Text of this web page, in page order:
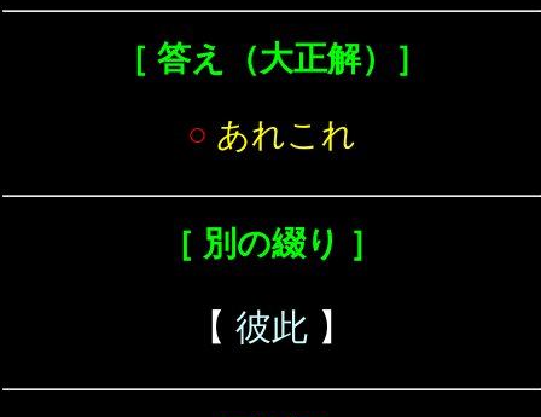
［ 答え（大正解）］
○ あれこれ
［ 別の綴り ］
【 彼此 】